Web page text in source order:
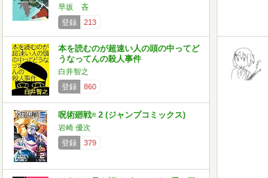
早坂 吝
登録
213
本を読むのが超速い人の頭の中ってど
うなってんの殺人事件
白井智之
登録
860
呪術廻戦≡ 2 (ジャンプコミックス)
岩崎 優次
登録
379